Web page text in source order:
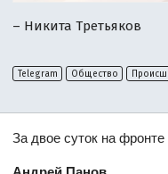
– Никита Третьяков
Telegram Общество
За двое суток на